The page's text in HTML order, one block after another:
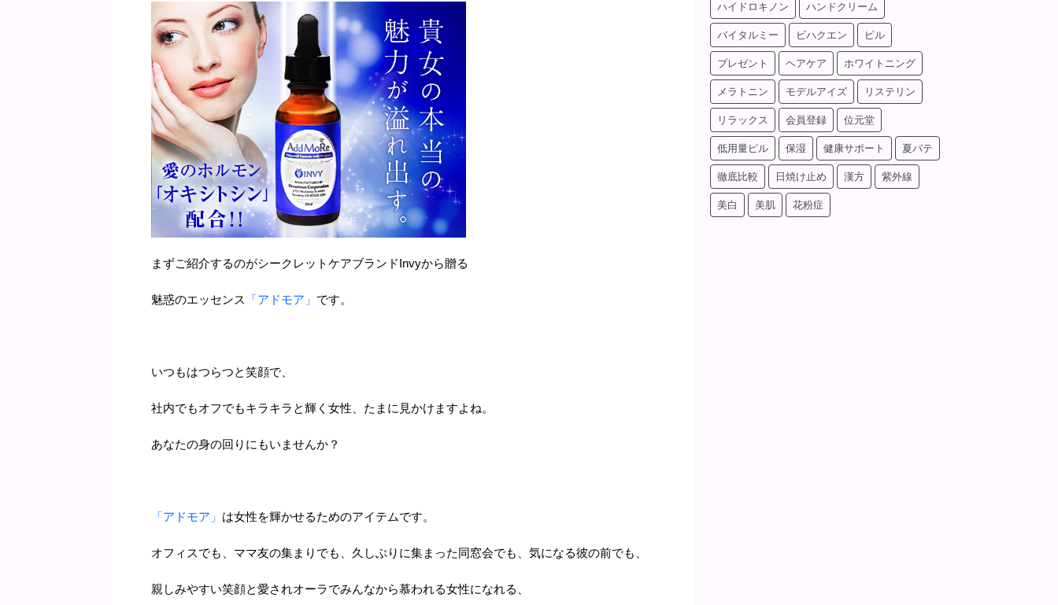
まずご紹介するのがシークレットケアブランドInvyから贈る
魅惑のエッセンス 「アドモア」 です。
いつもはつらつと笑顔で、
社内でもオフでもキラキラと輝く女性、たまに見かけますよね。
あなたの身の回りにもいませんか？
「アドモア」 は女性を輝かせるためのアイテムです。
オフィスでも、ママ友の集まりでも、久しぶりに集まった同窓会でも、気になる彼の前でも、
親しみやすい笑顔と愛されオーラでみんなから慕われる女性になれる、
ハイドロキノン ハンドクリーム
バイタルミー ビハクエン ピル
プレゼント ヘアケア ホワイトニング
メラトニン モデルアイズ リステリン
リラックス 会員登録 位元堂
低用量ピル 保湿 健康サポート 夏バテ
徹底比較 日焼け止め 漢方 紫外線
美白 美肌 花粉症